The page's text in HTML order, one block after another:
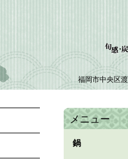
福岡市中央区
メニュー
鍋